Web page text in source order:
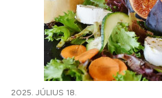
2025. JÚLIUS 18.